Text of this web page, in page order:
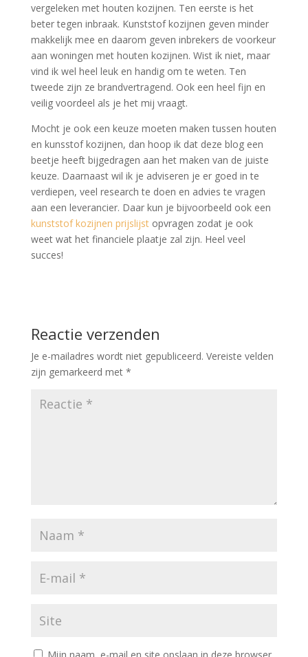
vergeleken met houten kozijnen. Ten eerste is het
beter tegen inbraak. Kunststof kozijnen geven minder
makkelijk mee en daarom geven inbrekers de voorkeur
aan woningen met houten kozijnen. Wist ik niet, maar
vind ik wel heel leuk en handig om te weten. Ten
tweede zijn ze brandvertragend. Ook een heel fijn en
veilig voordeel als je het mij vraagt.
Mocht je ook een keuze moeten maken tussen houten
en kunsstof kozijnen, dan hoop ik dat deze blog een
beetje heeft bijgedragen aan het maken van de juiste
keuze. Daarnaast wil ik je adviseren je er goed in te
verdiepen, veel research te doen en advies te vragen
aan een leverancier. Daar kun je bijvoorbeeld ook een
kunststof kozijnen prijslijstopvragen zodat je ook
weet wat het financiele plaatje zal zijn. Heel veel
succes!
Reactie verzenden
Je e-mailadres wordt niet gepubliceerd. Vereiste velden
zijn gemarkeerd met *
Mijn naam, e-mail en site opslaan in deze browser